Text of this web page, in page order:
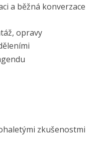
a běžná konverzace
opravy
zkušenostmi